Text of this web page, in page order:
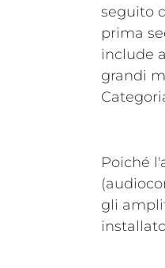
seguito
prima
include
grandi
della
Poiché
gli